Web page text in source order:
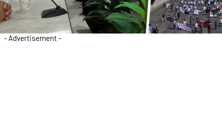
- Advertisement -